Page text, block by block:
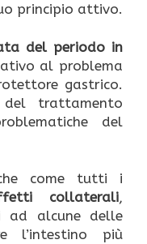
principio attivo.
del periodo in
al problema
gastrico.
del trattamento
del
come tutti i
collaterali,
ad alcune delle
l’intestino più